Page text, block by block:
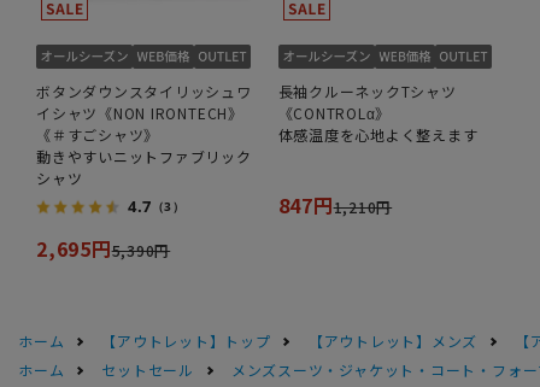
ボタンダウンスタイリッシュワ
イシャツ《NON IRONTECH》
《＃すごシャツ》
動きやすいニットファブリック
シャツ
4.7 （3）
2,695円5,390円
長袖クルーネックTシャツ
《CONTROLα》
体感温度を心地よく整えます
847円1,210円
ホーム 【アウトレット】トップ 【アウトレット】メンズ
ホーム
セットセール
メンズスーツ・ジャケット・コート・フォ